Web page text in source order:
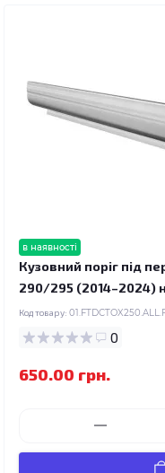
в наявності
Кузовний поріг під
290/295 (2014–2024)
Код товару:
0
650.00 грн.